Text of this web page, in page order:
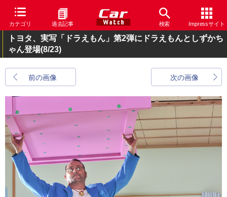
カテゴリ 過去記事 検索 Impressサイト
トヨタ、実写「ドラえもん」第2弾にドラえもんとしずかち
ゃん登場(8/23)
前の画像 次の画像